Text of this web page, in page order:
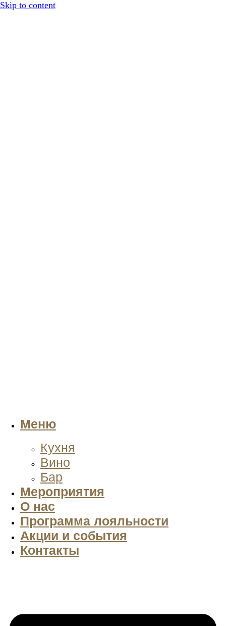
Skip to content
Меню
Кухня
Вино
Бар
Мероприятия
О нас
Программа лояльности
Акции и события
Контакты